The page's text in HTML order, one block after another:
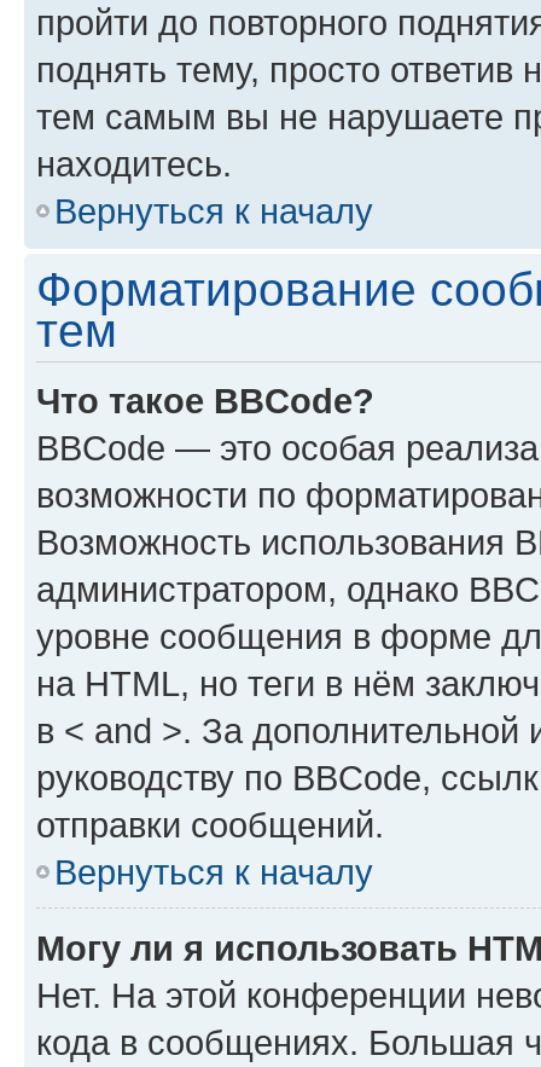
пройти до повторного
поднять тему, просто ответив
тем самым вы не нарушаете
находитесь.
Вернуться к началу
Форматирование
тем
Что такое BBCode?
BBCode — это особая
возможности по
Возможность использования
администратором, однако
уровне сообщения в форме
на HTML, но теги в нём
в < and >. За
руководству по BBCode,
отправки сообщений.
Вернуться к началу
Могу ли я использовать
Нет. На этой конференции
кода в сообщениях. Большая